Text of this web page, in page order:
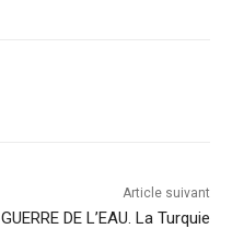
Article suivant
GUERRE DE L’EAU. La Turquie